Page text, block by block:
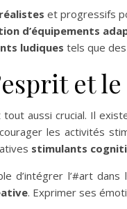
et progressifs
d’équipements
ludiques tels que
et
aussi crucial. Il
les activités
stimulants
d’intégrer l’#art
. Exprimer ses